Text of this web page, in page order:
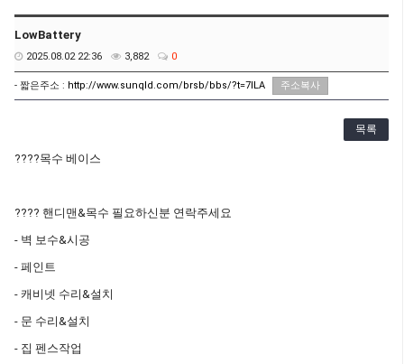
LowBattery
2025.08.02 22:36 3,882 0
- 짧은주소 : http://www.sunqld.com/brsb/bbs/?t=7lLA 주소복사
목록
????목수 베이스
???? 핸디맨&목수 필요하신분 연락주세요
- 벽 보수&시공
- 페인트
- 캐비넷 수리&설치
- 문 수리&설치
- 집 펜스작업